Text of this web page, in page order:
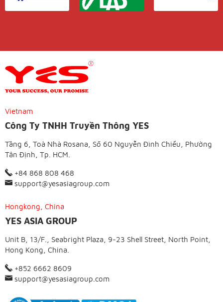
Vietnam
Công Ty TNHH Truyền Thông YES
Tầng 6, Toà Nhà Rosana, Số 60 Nguyễn Đình Chiểu, Phường
Tân Định, Tp. HCM.
+84 868 808 468
support@yesasiagroup.com
Hongkong, China
YES ASIA GROUP
Unit B, 13/F., Seabright Plaza, 9-23 Shell Street, North Point,
Hong Kong, China.
+852 6662 8609
support@yesasiagroup.com